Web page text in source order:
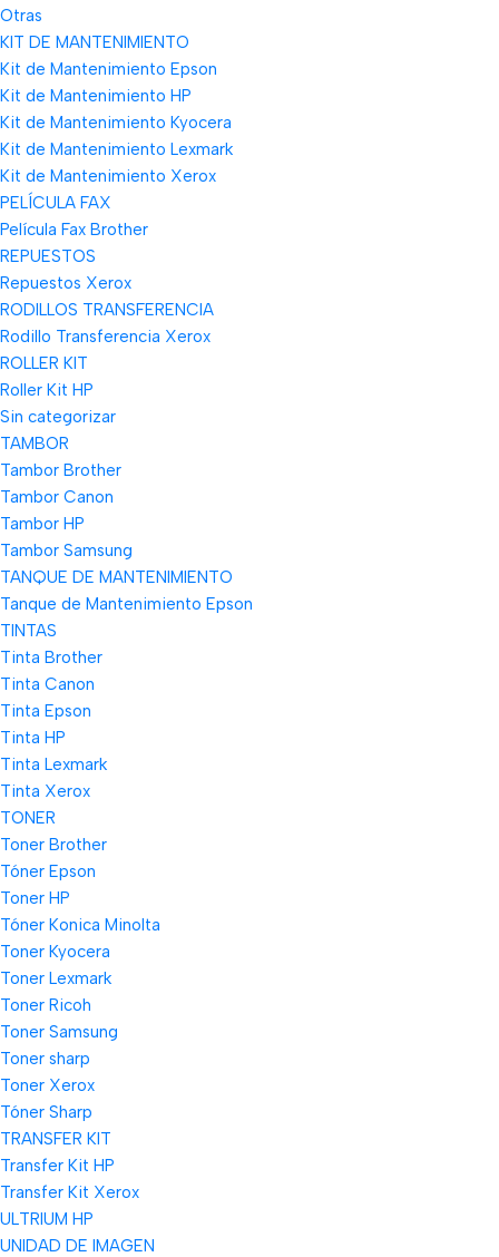
Otras
KIT DE MANTENIMIENTO
Kit de Mantenimiento Epson
Kit de Mantenimiento HP
Kit de Mantenimiento Kyocera
Kit de Mantenimiento Lexmark
Kit de Mantenimiento Xerox
PELÍCULA FAX
Película Fax Brother
REPUESTOS
Repuestos Xerox
RODILLOS TRANSFERENCIA
Rodillo Transferencia Xerox
ROLLER KIT
Roller Kit HP
Sin categorizar
TAMBOR
Tambor Brother
Tambor Canon
Tambor HP
Tambor Samsung
TANQUE DE MANTENIMIENTO
Tanque de Mantenimiento Epson
TINTAS
Tinta Brother
Tinta Canon
Tinta Epson
Tinta HP
Tinta Lexmark
Tinta Xerox
TONER
Toner Brother
Tóner Epson
Toner HP
Tóner Konica Minolta
Toner Kyocera
Toner Lexmark
Toner Ricoh
Toner Samsung
Toner sharp
Toner Xerox
Tóner Sharp
TRANSFER KIT
Transfer Kit HP
Transfer Kit Xerox
ULTRIUM HP
UNIDAD DE IMAGEN